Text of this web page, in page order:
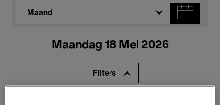
Maand
Maandag 18 Mei 2026
Filters